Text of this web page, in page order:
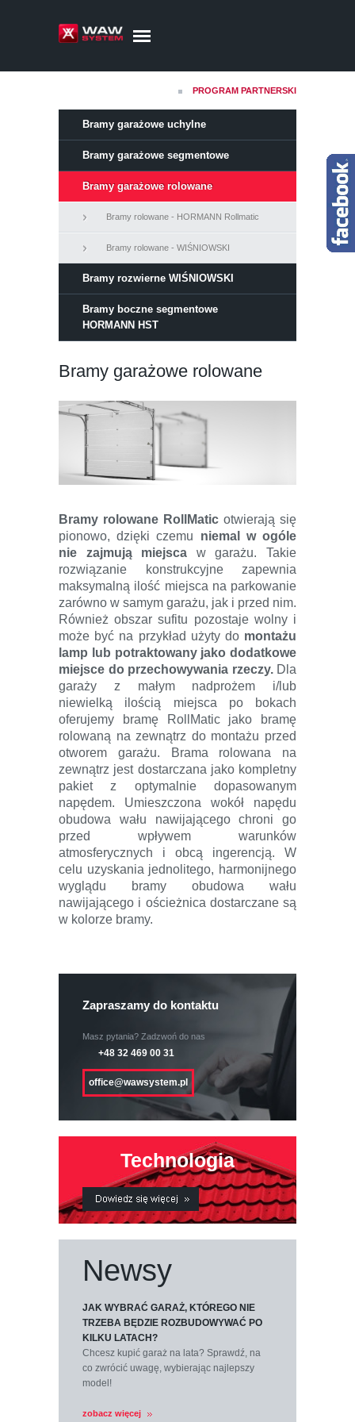
PROGRAM PARTNERSKI
Bramy garażowe uchylne
Bramy garażowe segmentowe
Bramy garażowe rolowane
Bramy rolowane - HORMANN Rollmatic
Bramy rolowane - WIŚNIOWSKI
Bramy rozwierne WIŚNIOWSKI
Bramy boczne segmentowe
HORMANN HST
Bramy garażowe rolowane
Bramy rolowane RollMatic otwierają się
pionowo, dzięki czemu niemal w ogóle
nie zajmują miejsca w garażu. Takie
rozwiązanie konstrukcyjne zapewnia
maksymalną ilość miejsca na parkowanie
zarówno w samym garażu, jak i przed nim.
Również obszar sufitu pozostaje wolny i
może być na przykład użyty do montażu
lamp lub potraktowany jako dodatkowe
miejsce do przechowywania rzeczy.Dla
garaży z małym nadprożem i/lub
niewielką ilością miejsca po bokach
oferujemy bramę RollMatic jako bramę
rolowaną na zewnątrz do montażu przed
otworem garażu. Brama rolowana na
zewnątrz jest dostarczana jako kompletny
pakiet z optymalnie dopasowanym
napędem. Umieszczona wokół napędu
obudowa wału nawijającego chroni go
przed wpływem warunków
atmosferycznych i obcą ingerencją. W
celu uzyskania jednolitego, harmonijnego
wyglądu bramy obudowa wału
nawijającego i ościeżnica dostarczane są
w kolorze bramy.
Zapraszamy do kontaktu
Masz pytania? Zadzwoń do nas
+48 32 469 00 31
office@wawsystem.pl
Technologia
Newsy
JAK WYBRAĆ GARAŻ, KTÓREGO NIE
TRZEBA BĘDZIE ROZBUDOWYWAĆ PO
KILKU LATACH?
Chcesz kupić garaż na lata? Sprawdź, na
co zwrócić uwagę, wybierając najlepszy
model!
zobacz więcej